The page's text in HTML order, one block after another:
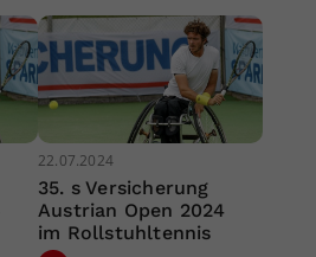
22.07.2024
35. s Versicherung
Austrian Open 2024
im Rollstuhltennis